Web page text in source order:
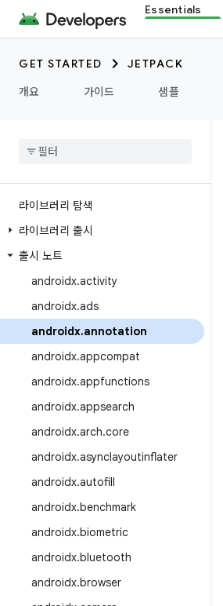
Essentials
GET STARTED
JETPACK
개요
가이드 샘플
라이브러리 탐색
라이브러리 출시
출시 노트
androidx.activity
androidx.ads
androidx.annotation
androidx.appcompat
androidx.appfunctions
androidx.appsearch
androidx.arch.core
androidx.asynclayoutinflater
androidx.autofill
androidx.benchmark
androidx.biometric
androidx.bluetooth
androidx.browser